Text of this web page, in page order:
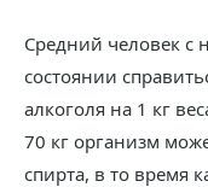
Средний человек
состоянии
алкоголя на 1 кг
70 кг организм
спирта, в то время